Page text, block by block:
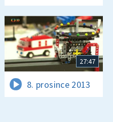
27:47
8. prosince 2013